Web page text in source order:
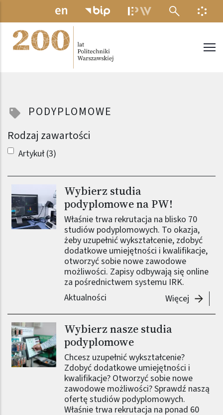
Przejdź do treści
MENU
PODYPLOMOWE
Rodzaj zawartości
Artykuł (3)
Wybierz studia
podyplomowe na PW!
Właśnie trwa rekrutacja na blisko 70
studiów podyplomowych. To okazja,
żeby uzupełnić wykształcenie, zdobyć
dodatkowe umiejętności i kwalifikacje,
otworzyć sobie nowe zawodowe
możliwości. Zapisy odbywają się online
za pośrednictwem systemu IRK.
Aktualności
Więcej
Obraz (old)
Wybierz nasze studia
podyplomowe
Chcesz uzupełnić wykształcenie?
Zdobyć dodatkowe umiejętności i
kwalifikacje? Otworzyć sobie nowe
zawodowe możliwości? Sprawdź naszą
ofertę studiów podyplomowych.
Właśnie trwa rekrutacja na ponad 60